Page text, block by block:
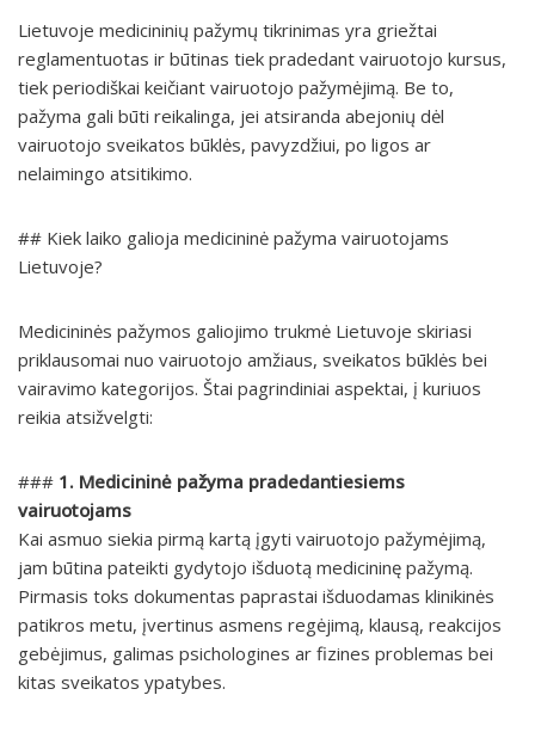
Lietuvoje medicininių pažymų tikrinimas yra griežtai
reglamentuotas ir būtinas tiek pradedant vairuotojo kursus,
tiek periodiškai keičiant vairuotojo pažymėjimą. Be to,
pažyma gali būti reikalinga, jei atsiranda abejonių dėl
vairuotojo sveikatos būklės, pavyzdžiui, po ligos ar
nelaimingo atsitikimo.
## Kiek laiko galioja medicininė pažyma vairuotojams
Lietuvoje?
Medicininės pažymos galiojimo trukmė Lietuvoje skiriasi
priklausomai nuo vairuotojo amžiaus, sveikatos būklės bei
vairavimo kategorijos. Štai pagrindiniai aspektai, į kuriuos
reikia atsižvelgti:
### 1. Medicininė pažyma pradedantiesiems
vairuotojams
Kai asmuo siekia pirmą kartą įgyti vairuotojo pažymėjimą,
jam būtina pateikti gydytojo išduotą medicininę pažymą.
Pirmasis toks dokumentas paprastai išduodamas klinikinės
patikros metu, įvertinus asmens regėjimą, klausą, reakcijos
gebėjimus, galimas psichologines ar fizines problemas bei
kitas sveikatos ypatybes.